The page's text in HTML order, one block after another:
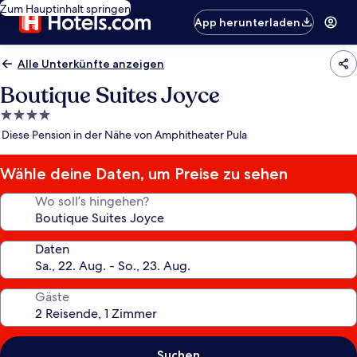
Zum Hauptinhalt springen
App herunterladen
Alle Unterkünfte anzeigen
Boutique Suites Joyce
4.0-
Sterne-
Diese Pension in der Nähe von Amphitheater Pula
Wähle deine Daten, um Preise zu sehen
Wo soll’s hingehen?
Daten
Gäste